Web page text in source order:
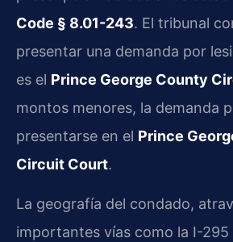
Code § 8.01-243. El tribunal
presentar una demanda por
es el Prince George County
montos menores, la demanda
presentarse en el Prince
Circuit Court.
La geografía del condado,
importantes vías como la I-295